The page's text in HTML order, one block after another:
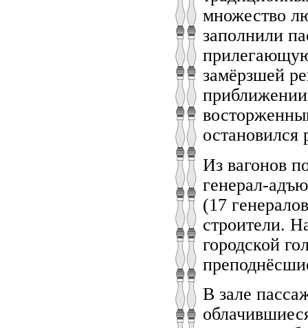
множество
заполнили
замёрзшей
остановился
Из вагонов
генерал-
(17
строители.
городской
В зале